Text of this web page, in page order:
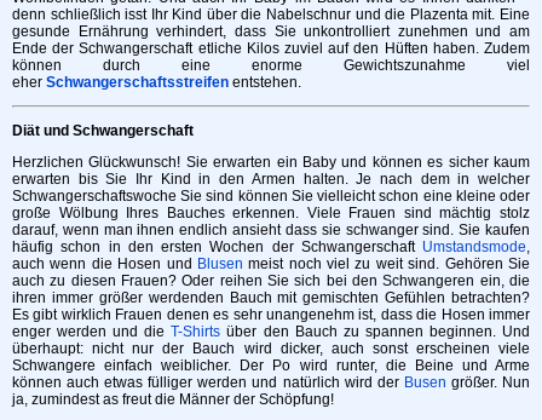
denn schließlich isst Ihr Kind über die Nabelschnur und die Plazenta mit. Eine
gesunde Ernährung verhindert, dass Sie unkontrolliert zunehmen und am
Ende der Schwangerschaft etliche Kilos zuviel auf den Hüften haben. Zudem
können durch eine enorme Gewichtszunahme viel
eher Schwangerschaftsstreifen entstehen.
Diät und Schwangerschaft
Herzlichen Glückwunsch! Sie erwarten ein Baby und können es sicher kaum
erwarten bis Sie Ihr Kind in den Armen halten. Je nach dem in welcher
Schwangerschaftswoche Sie sind können Sie vielleicht schon eine kleine oder
große Wölbung Ihres Bauches erkennen. Viele Frauen sind mächtig stolz
darauf, wenn man ihnen endlich ansieht dass sie schwanger sind. Sie kaufen
häufig schon in den ersten Wochen der Schwangerschaft Umstandsmode,
auch wenn die Hosen und Blusen meist noch viel zu weit sind. Gehören Sie
auch zu diesen Frauen? Oder reihen Sie sich bei den Schwangeren ein, die
ihren immer größer werdenden Bauch mit gemischten Gefühlen betrachten?
Es gibt wirklich Frauen denen es sehr unangenehm ist, dass die Hosen immer
enger werden und dieT-Shirts über den Bauch zu spannen beginnen. Und
überhaupt: nicht nur der Bauch wird dicker, auch sonst erscheinen viele
Schwangere einfach weiblicher. Der Po wird runter, die Beine und Arme
können auch etwas fülliger werden und natürlich wird der Busen größer. Nun
ja, zumindest as freut die Männer der Schöpfung!